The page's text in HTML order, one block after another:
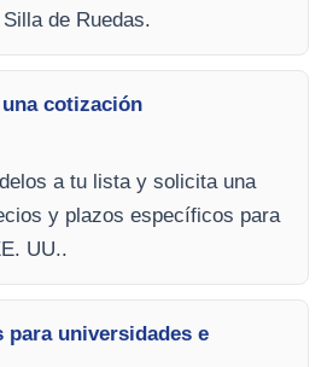
de Ruedas.
cotización
a tu lista y solicita una
y plazos específicos para
UU..
para universidades e